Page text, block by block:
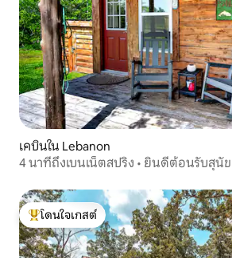
เคบินใน Lebanon
4 นาทีถึงเบนเน็ตสปริง • ยินดีต้อนรับสุนัข
โดนใจเกสต์ที่สุด
โดนใจเกสต์